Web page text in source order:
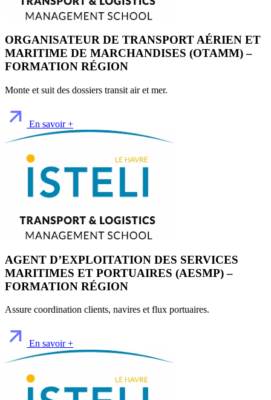
ORGANISATEUR DE TRANSPORT AÉRIEN ET
MARITIME DE MARCHANDISES (OTAMM) –
FORMATION RÉGION
Monte et suit des dossiers transit air et mer.
En savoir +
AGENT D’EXPLOITATION DES SERVICES
MARITIMES ET PORTUAIRES (AESMP) –
FORMATION RÉGION
Assure coordination clients, navires et flux portuaires.
En savoir +